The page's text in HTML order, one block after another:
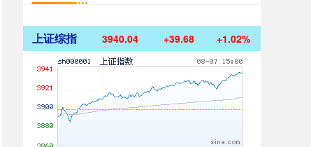
上证综指 3940.04 +39.68 +1.02%